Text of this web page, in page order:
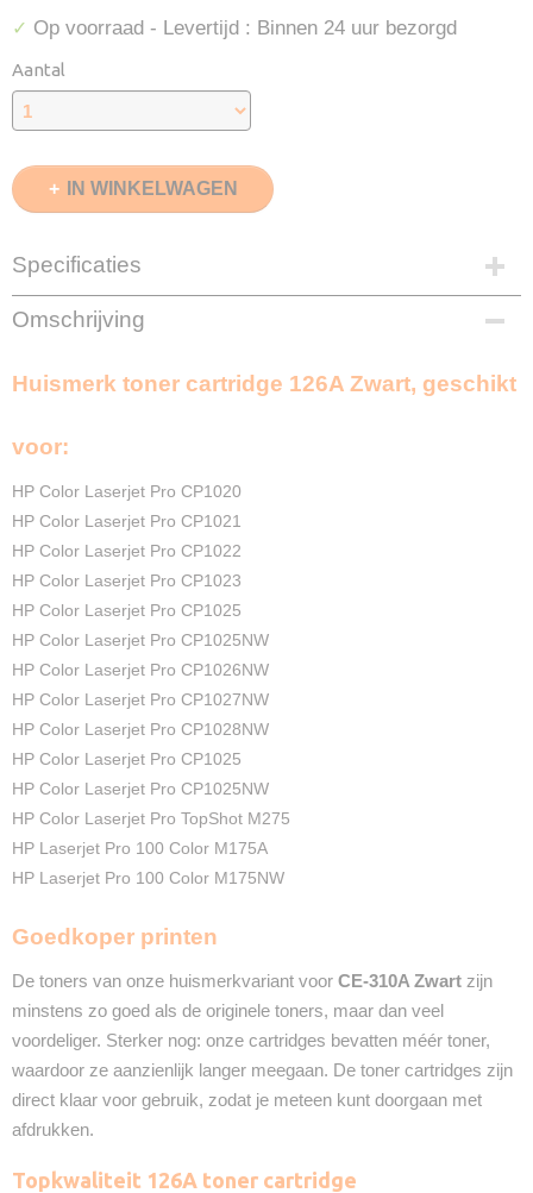
✓ Op voorraad - Levertijd : Binnen 24 uur bezorgd
Aantal
IN WINKELWAGEN
Specificaties
EAN code
8720153535045
1500 pagina's
Pakketpost
Garantie
2 Jaar
Recyclebaar
Omschrijving
Huismerk toner cartridge 126A Zwart, geschikt
voor:
HP Color Laserjet Pro CP1020
HP Color Laserjet Pro CP1021
HP Color Laserjet Pro CP1022
HP Color Laserjet Pro CP1023
HP Color Laserjet Pro CP1025
HP Color Laserjet Pro CP1025NW
HP Color Laserjet Pro CP1026NW
HP Color Laserjet Pro CP1027NW
HP Color Laserjet Pro CP1028NW
HP Color Laserjet Pro CP1025
HP Color Laserjet Pro CP1025NW
HP Color Laserjet Pro TopShot M275
HP Laserjet Pro 100 Color M175A
HP Laserjet Pro 100 Color M175NW
Goedkoper printen
De toners van onze huismerkvariant voor CE-310A Zwart zijn
minstens zo goed als de originele toners, maar dan veel
voordeliger. Sterker nog: onze cartridges bevatten méér toner,
waardoor ze aanzienlijk langer meegaan. De toner cartridges zijn
direct klaar voor gebruik, zodat je meteen kunt doorgaan met
afdrukken.
Topkwaliteit 126A toner cartridge